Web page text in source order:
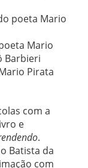
poeta Mario
Mario
Barbieri
Pirata
com a
e
.
Batista da
com